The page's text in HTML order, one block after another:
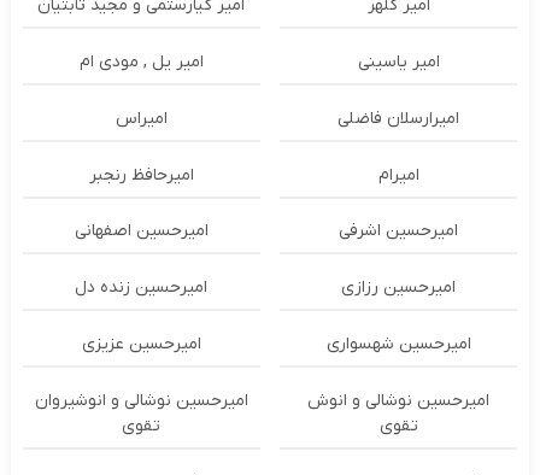
امیر کلهر امیر کیارستمی و مجید ثابتیان
امیر یاسینی امیر یل , مودی ام
امیرارسلان فاضلی امیراس
امیرام امیرحافظ رنجبر
امیرحسین اشرفی امیرحسین اصفهانی
امیرحسین رزازی امیرحسین زنده دل
امیرحسین شهسواری امیرحسین عزیزی
امیرحسین نوشالی و انوش
تقوی
امیرحسین نوشالی و انوشیروان
تقوی